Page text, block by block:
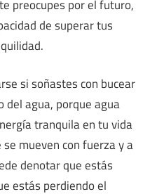
preocupes por el futuro,
de superar tus
si soñastes con bucear
del agua, porque agua
tranquila en tu vida
mueven con fuerza y a
denotar que estás
estás perdiendo el